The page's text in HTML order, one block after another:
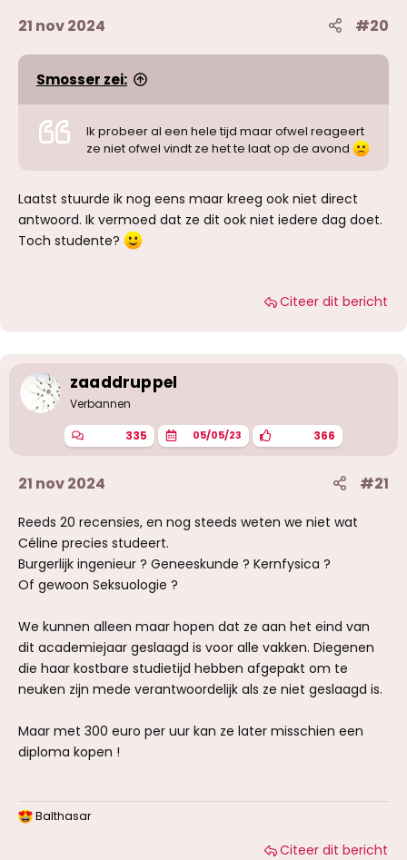
21 nov 2024 #20
Smosser zei:
Ik probeer al een hele tijd maar ofwel reageert
ze niet ofwel vindt ze het te laat op de avond
Laatst stuurde ik nog eens maar kreeg ook niet direct
antwoord. Ik vermoed dat ze dit ook niet iedere dag doet.
Toch studente?
Citeer dit bericht
zaaddruppel
Verbannen
335 05/05/23 366
21 nov 2024 #21
Reeds 20 recensies, en nog steeds weten we niet wat
Céline precies studeert.
Burgerlijk ingenieur ? Geneeskunde ? Kernfysica ?
Of gewoon Seksuologie ?
We kunnen alleen maar hopen dat ze aan het eind van
dit academiejaar geslaagd is voor alle vakken. Diegenen
die haar kostbare studietijd hebben afgepakt om te
neuken zijn mede verantwoordelijk als ze niet geslaagd is.
Maar met 300 euro per uur kan ze later misschien een
diploma kopen !
W Balthasar
Citeer dit bericht